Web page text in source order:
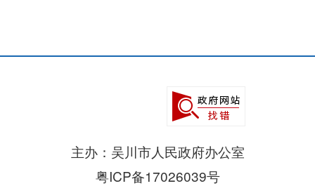
主办：吴川市人民政府办公室
粤ICP备17026039号